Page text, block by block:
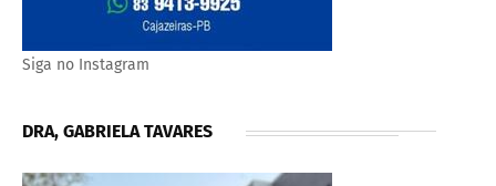
Siga no Instagram
DRA, GABRIELA TAVARES